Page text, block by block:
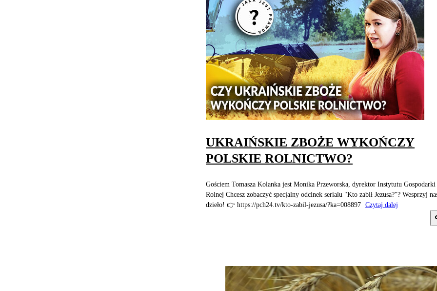
UKRAIŃSKIE ZBOŻE WYKOŃCZY
POLSKIE ROLNICTWO?
Gościem Tomasza Kolanka jest Monika Przeworska, dyrektor Instytutu Gospodarki
Rolnej Chcesz zobaczyć specjalny odcinek serialu "Kto zabił Jezusa?"? Wesprzyj
dzieło! 👉 https://pch24.tv/kto-zabil-jezusa/?ka=008897 Czytaj dalej